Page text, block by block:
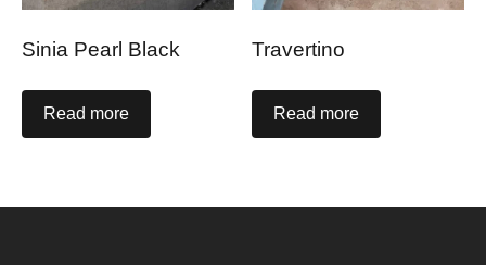
Sinia Pearl Black
Read more
Travertino
Read more